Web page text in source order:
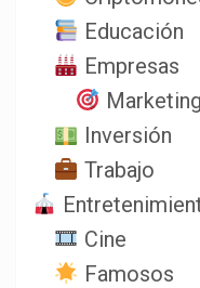
Educación
Empresas
Marketing
Inversión
Trabajo
Cine
Famosos